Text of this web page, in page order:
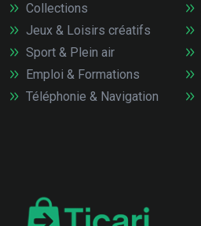
Collections
Jeux & Loisirs créatifs
Sport & Plein air
Emploi & Formations
Téléphonie & Navigation